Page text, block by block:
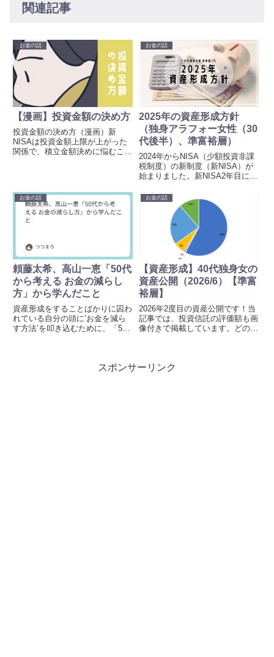
関連記事
お金の話
【漫画】投資金額の決め方
投資金額の決め方（漫画）新
NISAは投資金額上限が上がった
関係で、積立金額決めに悩むこと
む幅が狭くてやりやすかったで
す。 NISA口座は楽天...
お金の話
2025年の資産形成方針
（独身アラフォー女性（30
代後半）、準富裕層）
2024年からNISA（少額投資非課
税制度）の新制度（新NISA）が
始まりました。新NISA2年目に向
したので記事にまとめました。ま
た、2024年はiDecoを開始し、
2024年12月施行の法改正により
お金の話
頼藤太希、高山一恵「50代
から考える お金の減らし
方」から学んだこと
資産形成をすることばかりに囚わ
れている自分の頭に’お金を減ら
す方法’を叩き込むために、「50
方について書かれたこの本から学
お金の話
【資産形成】40代独身女の
資産公開（2026/6）【準富
裕層】
2026年2度目の資産公開です！当
記事では、投資信託の評価額も画
像付きで掲載しています。どのよ
40代独身女年収（額面）：600～
スポンサーリンク